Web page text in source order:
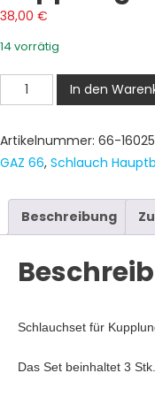
38,00 €
14 vorrätig
Kupplungsschlauch-
Set
66
3
und
Hauptbremszylinder
Menge
In den
Artikelnummer: 66-
GAZ 66, Schlauch
Beschreibung
Schlauchset für
Das Set beinhaltet 3